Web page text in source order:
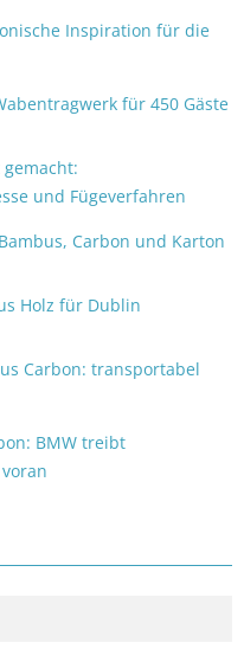
Inspiration für die
für 450 Gäste
und Fügeverfahren
Carbon und Karton
Holz für Dublin
Carbon: transportabel
BMW treibt